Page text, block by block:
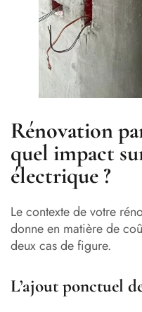
Rénovation
quel impact
électrique ?
Le contexte de votre
donne en matière de
deux cas de figure.
L’ajout ponctuel